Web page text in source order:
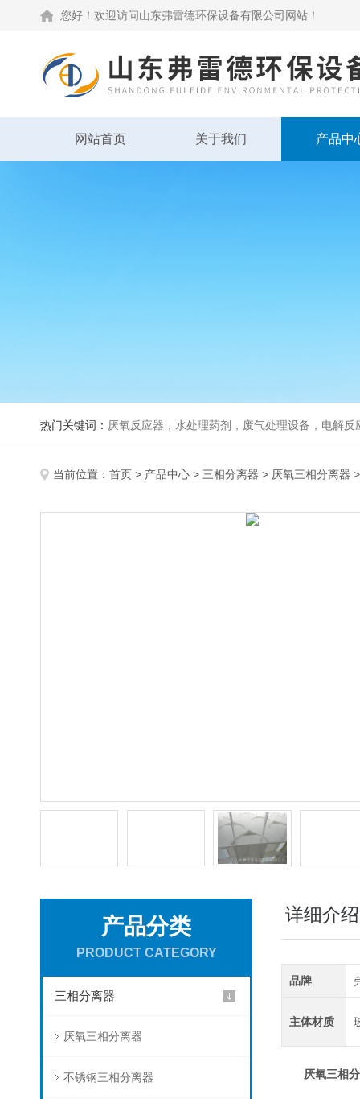
您好！欢迎访问山东弗雷德环保设备有限公司网站！
网站首页 关于我们 产品中
热门关键词： 厌氧反应器，水处理药剂，废气处理设备，电解
当前位置： 首页 > 产品中心 > 三相分离器 > 厌氧三相分离器
产品分类
PRODUCT CATEGORY
三相分离器
厌氧三相分离器
不锈钢三相分离器
详细介绍
品牌
主体材质
厌氧三相